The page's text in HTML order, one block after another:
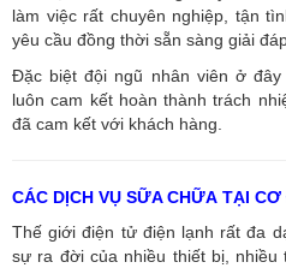
làm việc rất chuyên nghiệp, tận
yêu cầu đồng thời sẵn sàng giải
Đặc biệt đội ngũ nhân viên ở
luôn cam kết hoàn thành trách
đã cam kết với khách hàng.
CÁC DỊCH VỤ SỮA CHỮA TẠI
Thế giới điện tử điện lạnh rất đa
sự ra đời của nhiều thiết bị,